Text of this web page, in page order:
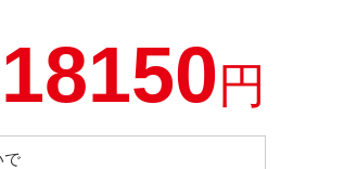
18150円
で